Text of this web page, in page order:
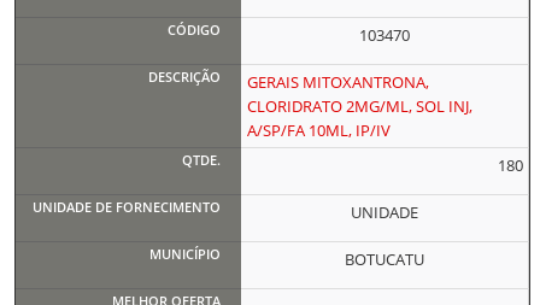
103470
GERAIS MITOXANTRONA,
CLORIDRATO 2MG/ML, SOL INJ,
A/SP/FA 10ML, IP/IV
180
UNIDADE
BOTUCATU